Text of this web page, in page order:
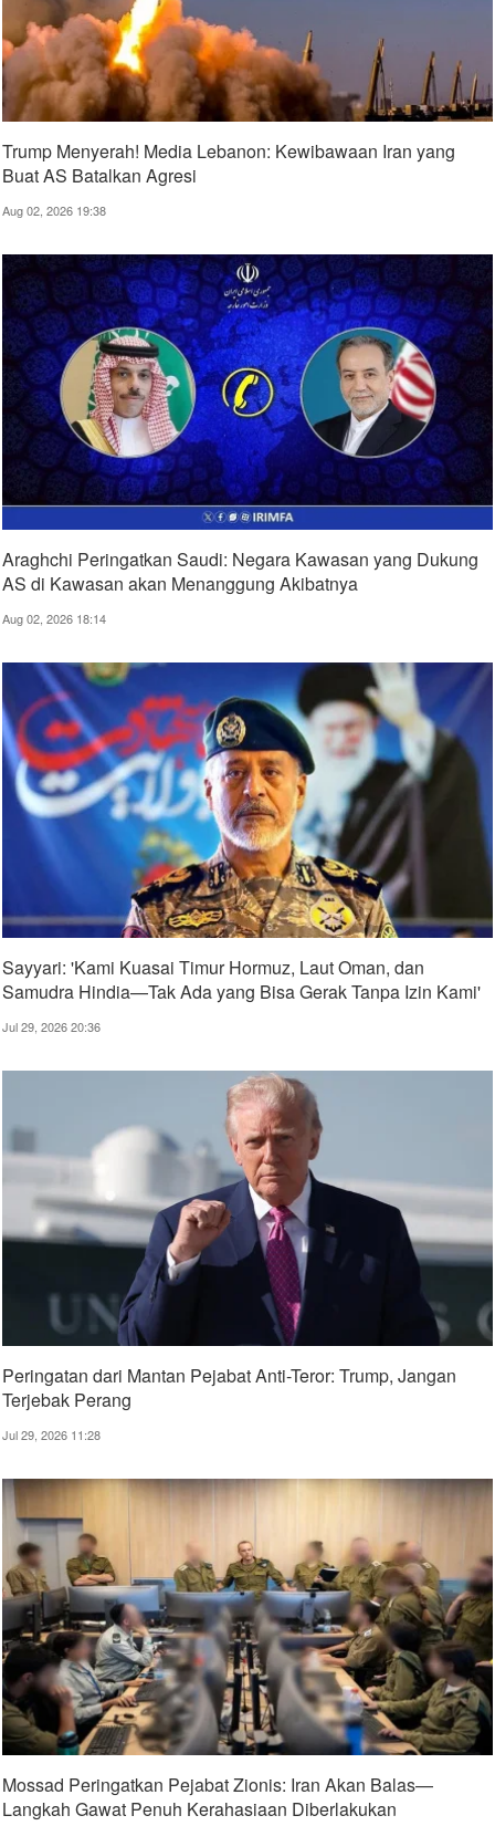
Trump Menyerah! Media Lebanon: Kewibawaan Iran yang
Buat AS Batalkan Agresi
Aug 02, 2026 19:38
Araghchi Peringatkan Saudi: Negara Kawasan yang Dukung
AS di Kawasan akan Menanggung Akibatnya
Aug 02, 2026 18:14
Sayyari: 'Kami Kuasai Timur Hormuz, Laut Oman, dan
Samudra Hindia—Tak Ada yang Bisa Gerak Tanpa Izin Kami'
Jul 29, 2026 20:36
Peringatan dari Mantan Pejabat Anti-Teror: Trump, Jangan
Terjebak Perang
Jul 29, 2026 11:28
Mossad Peringatkan Pejabat Zionis: Iran Akan Balas—
Langkah Gawat Penuh Kerahasiaan Diberlakukan